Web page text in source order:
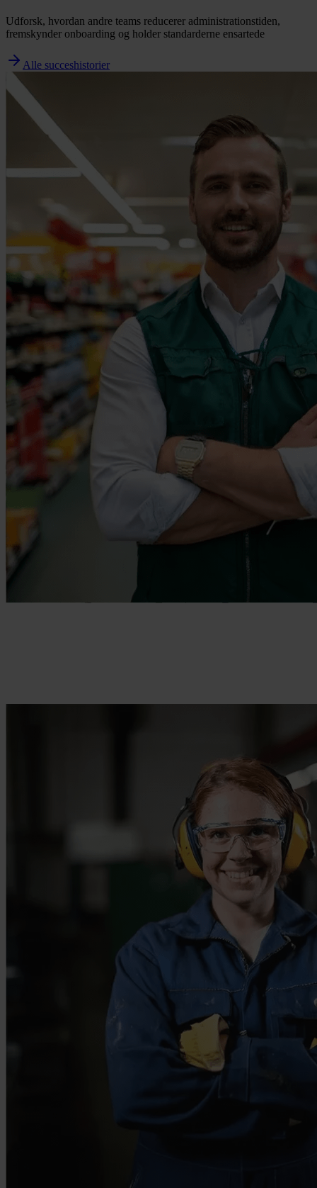
Udforsk, hvordan andre teams reducerer administrationstiden,
fremskynder onboarding og holder standarderne ensartede
Alle succeshistorier